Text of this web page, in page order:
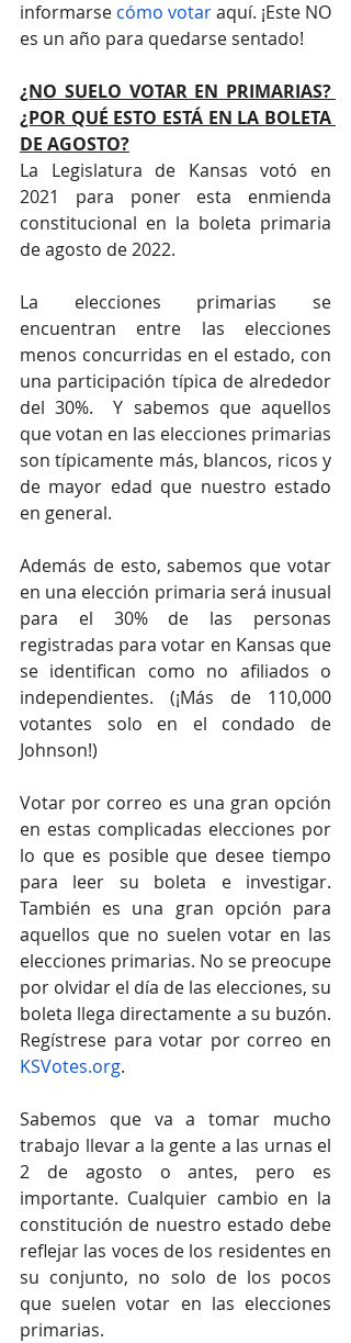
informarse cómo votar aquí. ¡Este NO
es un año para quedarse sentado!
¿NO SUELO VOTAR EN PRIMARIAS?
¿POR QUÉ ESTO ESTÁ EN LA BOLETA
DE AGOSTO?
La Legislatura de Kansas votó en
2021 para poner esta enmienda
constitucional en la boleta primaria
de agosto de 2022.
La elecciones primarias se
encuentran entre las elecciones
menos concurridas en el estado, con
una participación típica de alrededor
del 30%.  Y sabemos que aquellos
que votan en las elecciones primarias
son típicamente más, blancos, ricos y
de mayor edad que nuestro estado
en general.
Además de esto, sabemos que votar
en una elección primaria será inusual
para el 30% de las personas
registradas para votar en Kansas que
se identifican como no afiliados o
independientes. (¡Más de 110,000
votantes solo en el condado de
Johnson!)
Votar por correo es una gran opción
en estas complicadas elecciones por
lo que es posible que desee tiempo
para leer su boleta e investigar.
También es una gran opción para
aquellos que no suelen votar en las
elecciones primarias. No se preocupe
por olvidar el día de las elecciones, su
boleta llega directamente a su buzón.
KSVotes.org.
Sabemos que va a tomar mucho
trabajo llevar a la gente a las urnas el
2 de agosto o antes, pero es
importante. Cualquier cambio en la
constitución de nuestro estado debe
reflejar las voces de los residentes en
su conjunto, no solo de los pocos
que suelen votar en las elecciones
primarias.